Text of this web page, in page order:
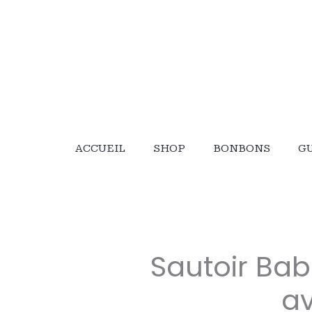
BONBONS
SHOP
ACCUEIL
Sautoir